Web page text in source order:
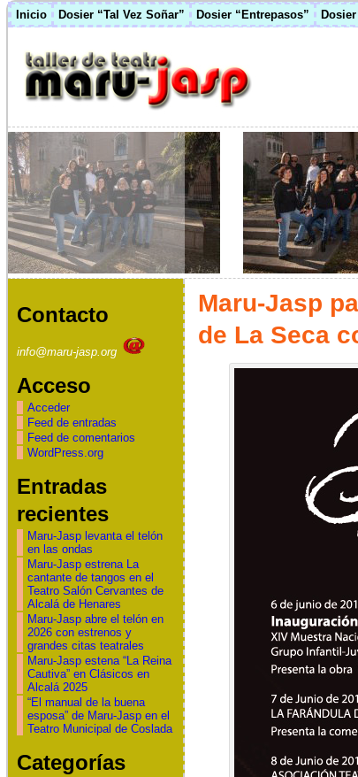
Inicio Dosier “Tal Vez Soñar” Dosier “Entrepasos”
Contacto
info@maru-jasp.org
Acceso
Acceder
Feed de entradas
Feed de comentarios
WordPress.org
Entradas
recientes
Maru-Jasp levanta el telón
en las ondas
Maru-Jasp estrena La
cantante de tangos en el
Teatro Salón Cervantes de
Alcalá de Henares
Maru-Jasp abre el telón en
2026 con estrenos y
grandes citas teatrales
Maru-Jasp estena “La Reina
Cautiva” en Clásicos en
Alcalá 2025
“El manual de la buena
esposa” de Maru-Jasp en el
Teatro Municipal de Coslada
Categorías
Maru-Jasp
de La Seca